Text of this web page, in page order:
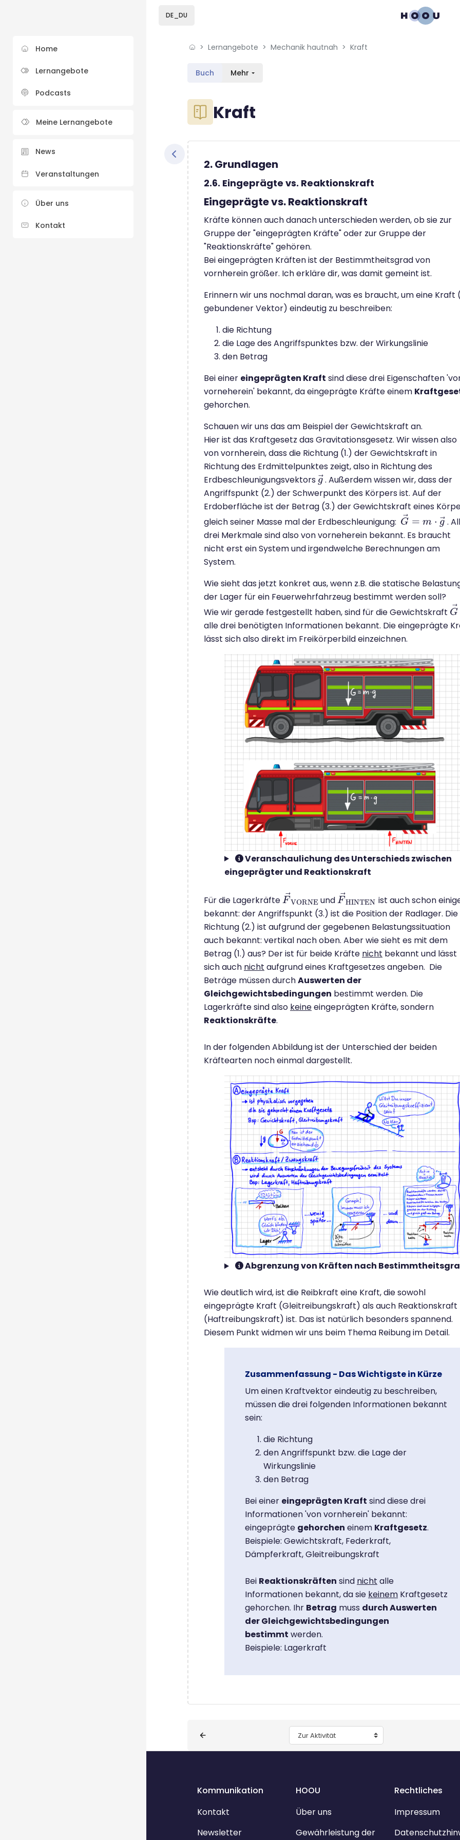
Home
Lernangebote
Podcasts
Meine Lernangebote
News
Veranstaltungen
Über uns
Kontakt
DE_DU
Lernangebote Mechanik hautnah Kraft
Buch Mehr
BlöckeKraft
Blöcke
Abschlussbedingungen
2. Grundlagen
2.6. Eingeprägte vs. Reaktionskraft
Eingeprägte vs. Reaktionskraft
Kräfte können auch danach unterschieden werden, ob sie zur
Gruppe der "eingeprägten Kräfte" oder zur Gruppe der
"Reaktionskräfte" gehören.
Bei eingeprägten Kräften ist der Bestimmtheitsgrad von
vornherein größer. Ich erkläre dir, was damit gemeint ist.
Erinnern wir uns nochmal daran, was es braucht, um eine Kraft
gebundener Vektor) eindeutig zu beschreiben:
die Richtung
die Lage des Angriffspunktes bzw. der Wirkungslinie
den Betrag
Bei einer eingeprägten Kraft sind diese drei Eigenschaften
vorneherein' bekannt, da eingeprägte Kräfte einem
gehorchen.
Schauen wir uns das am Beispiel der Gewichtskraft an.
Hier ist das Kraftgesetz das Gravitationsgesetz. Wir wissen also
von vornherein, dass die Richtung (1.) der Gewichtskraft in
Richtung des Erdmittelpunktes zeigt, also in Richtung des
Erdbeschleunigungsvektors g ⃗
g→
. Außerdem wissen wir, dass der
Angriffspunkt (2.) der Schwerpunkt des Körpers ist. Auf der
Erdoberfläche ist der Betrag (3.) der Gewichtskraft eines
gleich seiner Masse mal der Erdbeschleunigung: G⃗ = m ⋅ g ⃗
G→= m⋅ g → .
drei Merkmale sind also von vorneherein bekannt. Es braucht
nicht erst ein System und irgendwelche Berechnungen am
System.
Wie sieht das jetzt konkret aus, wenn z.B. die statische
der Lager für ein Feuerwehrfahrzeug bestimmt werden soll?
Wie wir gerade festgestellt haben, sind für die Gewichtskraft G⃗
G
alle drei benötigten Informationen bekannt. Die eingeprägte
lässt sich also direkt im Freikörperbild einzeichnen.
Veranschaulichung des Unterschieds zwischen
eingeprägter und Reaktionskraft
Für die Lagerkräfte F ⃗
VORNE
F→VORNE
undF⃗
HINTEN
F→HINTENist auch schon
bekannt: der Angriffspunkt (3.) ist die Position der Radlager. Die
Richtung (2.) ist aufgrund der gegebenen Belastungssituation
auch bekannt: vertikal nach oben. Aber wie sieht es mit dem
Betrag (1.) aus? Der ist für beide Kräfte nicht bekannt und lässt
sich auch nicht aufgrund eines Kraftgesetzes angeben. Die
Beträge müssen durchAuswerten der
Gleichgewichtsbedingungen bestimmt werden. Die
Lagerkräfte sind also keineeingeprägten Kräfte, sondern
Reaktionskräfte.
In der folgenden Abbildung ist der Unterschied der beiden
Kräftearten noch einmal dargestellt.
Abgrenzung von Kräften nach
Wie deutlich wird, ist die Reibkraft eine Kraft, die sowohl
eingeprägte Kraft (Gleitreibungskraft) als auch Reaktionskraft
(Haftreibungskraft) ist. Das ist natürlich besonders spannend.
Diesem Punkt widmen wir uns beim Thema Reibung im Detail.
Zusammenfassung - Das Wichtigste in Kürze
Um einen Kraftvektor eindeutig zu beschreiben,
müssen die drei folgenden Informationen bekannt
sein:
die Richtung
den Angriffspunkt bzw. die Lage der
Wirkungslinie
den Betrag
Bei einer eingeprägten Kraft sind diese drei
Informationen 'von vornherein' bekannt:
eingeprägte gehorchen einem Kraftgesetz.
Beispiele: Gewichtskraft, Federkraft,
Dämpferkraft, Gleitreibungskraft
Bei Reaktionskräften sind nicht alle
Informationen bekannt, da sie keinem Kraftgesetz
gehorchen. Ihr Betrag muss durch Auswerten
der Gleichgewichtsbedingungen
bestimmt werden.
Beispiele: Lagerkraft
Blöcke Zur Aktivität
Kommunikation
Kontakt
Newsletter
HOOU
Über uns
Gewährleistung der
Rechtliches
Impressum